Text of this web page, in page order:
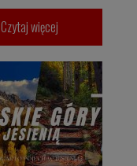
Czytaj więcej